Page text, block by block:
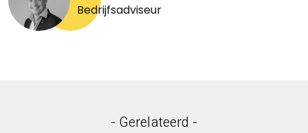
Bedrijfsadviseur
- Gerelateerd -